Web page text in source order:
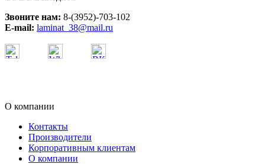
Звоните нам: 8-(3952)-703-102
E-mail: laminat_38@mail.ru
О компании
Контакты
Производители
Корпоративным клиентам
О компании